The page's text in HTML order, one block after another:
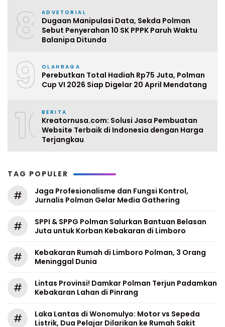
8 ADVETORIAL
Dugaan Manipulasi Data, Sekda Polman
Sebut Penyerahan 10 SK PPPK Paruh Waktu
Balanipa Ditunda
9 OLAHRAGA
Perebutkan Total Hadiah Rp75 Juta, Polman
Cup VI 2026 Siap Digelar 20 April Mendatang
10BERITA
Kreatornusa.com: Solusi Jasa Pembuatan
Website Terbaik di Indonesia dengan Harga
Terjangkau
TAG POPULER
#
Jaga Profesionalisme dan Fungsi Kontrol,
Jurnalis Polman Gelar Media Gathering
#
SPPI & SPPG Polman Salurkan Bantuan Belasan
Juta untuk Korban Kebakaran di Limboro
#
Kebakaran Rumah di Limboro Polman, 3 Orang
Meninggal Dunia
#
Lintas Provinsi! Damkar Polman Terjun Padamkan
Kebakaran Lahan di Pinrang
#
Laka Lantas di Wonomulyo: Motor vs Sepeda
Listrik, Dua Pelajar Dilarikan ke Rumah Sakit